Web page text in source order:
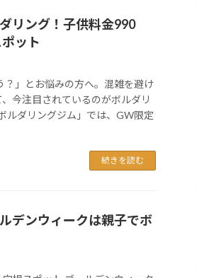
リング！子供料金990
ット
？」とお悩みの方へ。混雑を避け
今注目されているのがボルダリ
ルダリングジム」では、GW限定
続きを読む
デンウィークは親子でボ